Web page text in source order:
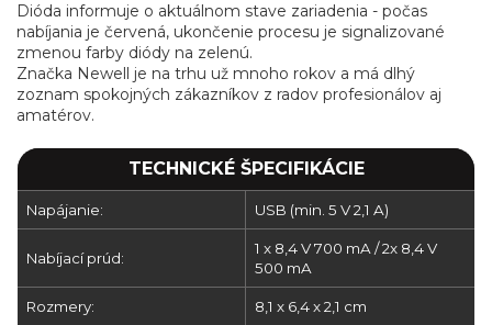
Dióda informuje o aktuálnom stave zariadenia - počas
nabíjania je červená, ukončenie procesu je signalizované
zmenou farby diódy na zelenú.
Značka Newell je na trhu už mnoho rokov a má dlhý
zoznam spokojných zákazníkov z radov profesionálov aj
amatérov.
TECHNICKÉ ŠPECIFIKÁCIE
Napájanie: USB (min. 5 V 2,1 A)
Nabíjací prúd:
1 x 8,4 V 700 mA / 2x 8,4 V
500 mA
Rozmery: 8,1 x 6,4 x 2,1 cm